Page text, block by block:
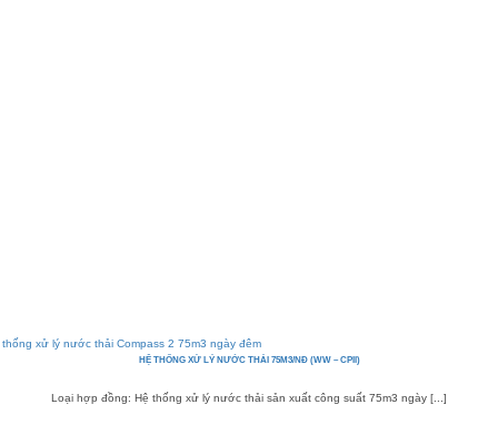
HỆ THỐNG XỬ LÝ NƯỚC THẢI 75M3/NĐ (WW – CPII)
Loại hợp đồng: Hệ thống xử lý nước thải sản xuất công suất 75m3 ngày [...]